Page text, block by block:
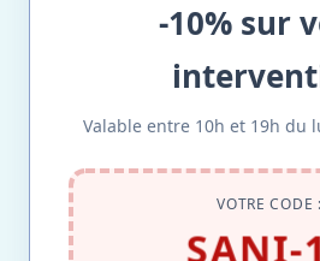
-10% sur
Valable entre 10h et 19h du
VOTRE CODE :
SANI-